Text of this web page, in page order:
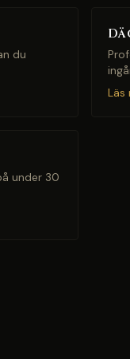
du
Läs
under 30